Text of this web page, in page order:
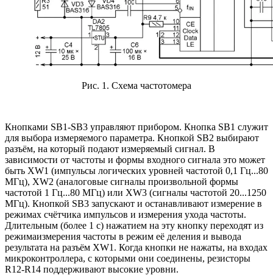
Рис. 1. Схема частотомера
Кнопками SB1-SB3 управляют прибором. Кнопка SB1 служит
для выбора измеряемого параметра. Кнопкой SB2 выбирают
разъём, на который подают измеряемый сигнал. В
зависимости от частоты и формы входного сигнала это может
быть XW1 (импульсы логических уровней частотой 0,1 Гц...80
МГц), XW2 (аналоговые сигналы произвольной формы
частотой 1 Гц...80 МГц) или XW3 (сигналы частотой 20...1250
МГц). Кнопкой SB3 запускают и останавливают измерение в
режимах счётчика импульсов и измерения ухода частоты.
Длительным (более 1 с) нажатием на эту кнопку переходят из
режимаизмерения частоты в режим её деления и вывода
результата на разъём XW1. Когда кнопки не нажаты, на входах
микроконтроллера, с которыми они соединены, резисторы
R12-R14 поддерживают высокие уровни.